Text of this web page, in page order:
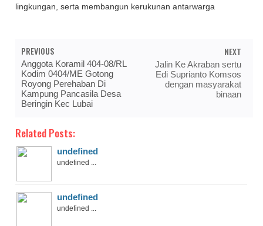
lingkungan, serta membangun kerukunan antarwarga
PREVIOUS
Anggota Koramil 404-08/RL
Kodim 0404/ME Gotong
Royong Perehaban Di
Kampung Pancasila Desa
Beringin Kec Lubai
NEXT
Jalin Ke Akraban sertu
Edi Suprianto Komsos
dengan masyarakat
binaan
Related Posts:
undefined
undefined ...
undefined
undefined ...